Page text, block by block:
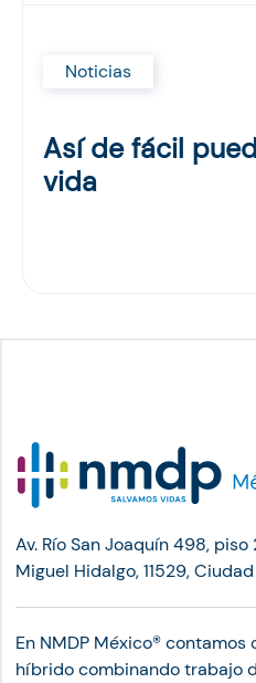
Noticias
Así de fácil
vida
Av. Río San Joaquín 498,
Miguel Hidalgo, 11529,
En NMDP México®︎
híbrido combinando trabajo